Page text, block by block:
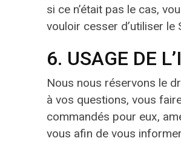
si ce n’était pas le cas,
vouloir cesser d’utiliser le
6. USAGE DE
Nous nous réservons le
à vos questions, vous
commandés pour eux,
vous afin de vous